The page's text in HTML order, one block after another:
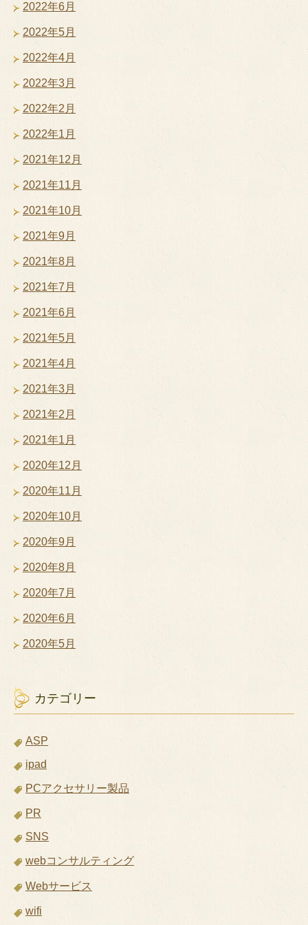
2022年6月
2022年5月
2022年4月
2022年3月
2022年2月
2022年1月
2021年12月
2021年11月
2021年10月
2021年9月
2021年8月
2021年7月
2021年6月
2021年5月
2021年4月
2021年3月
2021年2月
2021年1月
2020年12月
2020年11月
2020年10月
2020年9月
2020年8月
2020年7月
2020年6月
2020年5月
カテゴリー
ASP
ipad
PCアクセサリー製品
PR
SNS
webコンサルティング
Webサービス
wifi